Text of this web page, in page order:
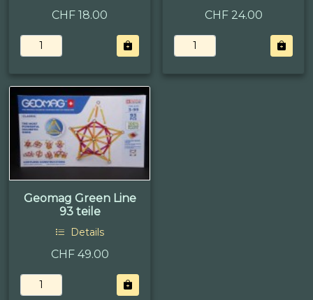
CHF 18.00 CHF 24.00
Geomag Green Line
93 teile
Details
CHF 49.00